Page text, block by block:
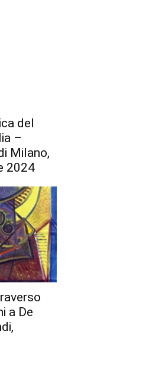
del
–
Milano,
2024
a De